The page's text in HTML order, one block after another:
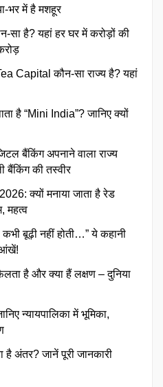
भर में है मशहूर
सा है? यहां हर घर में करोड़ों की
Capital कौन-सा राज्य है? यहां
है “Mini India”? जानिए क्यों
बैंकिंग अपनाने वाला राज्य
बैंकिंग की तस्वीर
क्यों मनाया जाता है रेड
महत्व
बूढ़ी नहीं होती…” ये कहानी
आंखें!
है और क्या हैं लक्षण – दुनिया
न्यायपालिका में भूमिका,
है अंतर? जानें पूरी जानकारी